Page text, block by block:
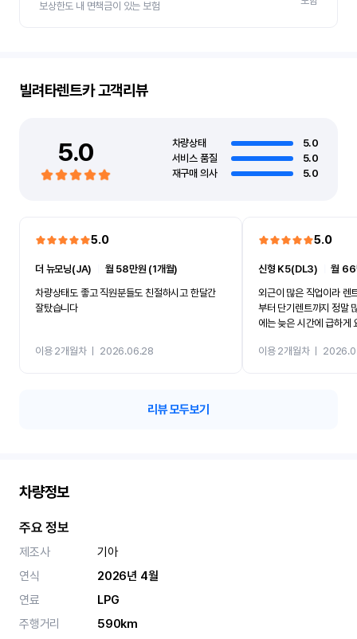
보상한도 내 면책금이 있는 보험
빌려타렌트카고객리뷰
5.0 차량상태
5.0
서비스 품질
5.0
재구매 의사
5.0
5.0
더 뉴모닝(JA)
월 58만원 (1개월)
차량상태도 좋고 직원분들도 친절하시고 한달간
잘탔습니다
이용 2개월차ㅣ 2026.06.28
5.0
신형 K5(DL3) ㅣ월 66
외근이 많은 직업이라 렌
부터 단기렌트까지 정말
에는 늦은 시간에 급하게
무엇보다 직원분들의 친
이용 2개월차ㅣ
리뷰 모두보기
차량정보
주요 정보
제조사
기아
연식
2026년 4월
연료
LPG
주행거리
590km